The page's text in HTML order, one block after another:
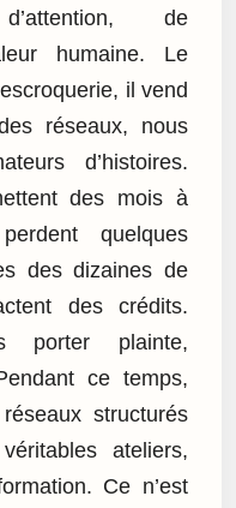
de
humaine. Le
il vend
réseaux, nous
d’histoires.
des mois à
quelques
des dizaines de
des crédits.
porter plainte,
ce temps,
structurés
ateliers,
Ce n’est